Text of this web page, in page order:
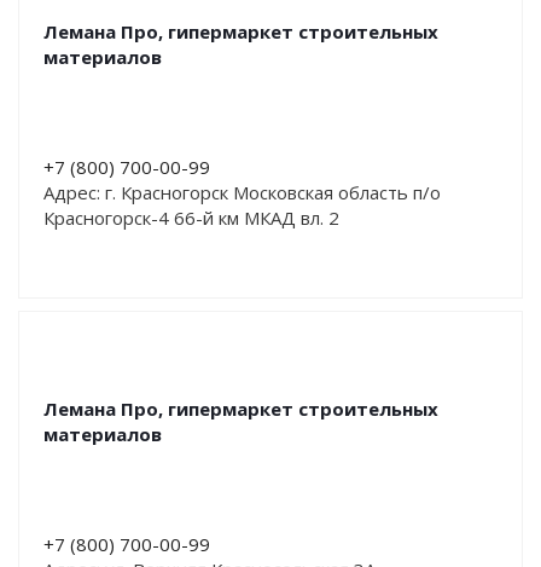
Лемана Про, гипермаркет строительных
материалов
+7 (800) 700-00-99
Адрес: г. Красногорск Московская область п/о
Красногорск-4 66-й км МКАД вл. 2
Лемана Про, гипермаркет строительных
материалов
+7 (800) 700-00-99